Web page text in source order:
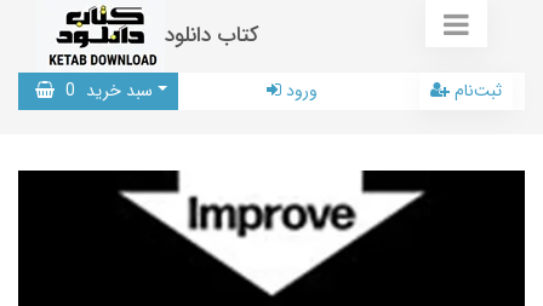
کتاب دانلود
سبد خرید 0 ورود ثبت‌نام